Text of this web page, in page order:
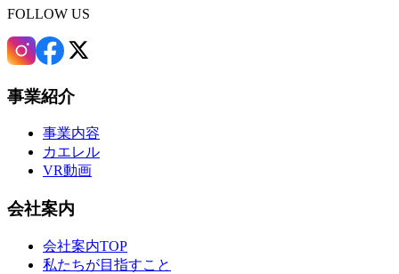
FOLLOW US
事業紹介
事業内容
カエレル
VR動画
会社案内
会社案内TOP
私たちが目指すこと